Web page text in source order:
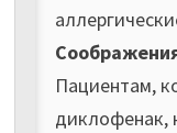
Пациентам,
диклофенак,